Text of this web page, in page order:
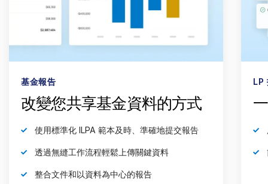
LP 投資組合管理
一站式檢視您的所有基金
所有基金的彙總財務報告
簡化工作流程並與基金經理保持溝通
基